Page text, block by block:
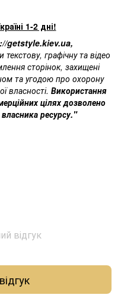
1-2 дні!
getstyle.kiev.ua,
графічну та відео
сторінок, захищені
та угодою про охорону
власності. Використання
цілях дозволено
ресурсу."
відгук